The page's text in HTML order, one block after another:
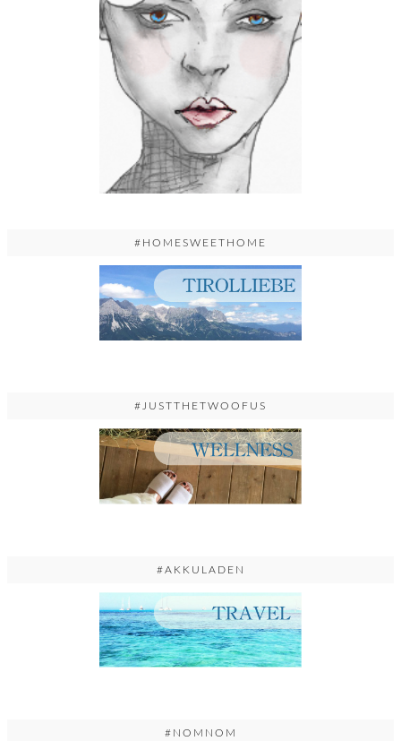
#HOMESWEETHOME
#JUSTTHETWOOFUS
#AKKULADEN
#NOMNOM